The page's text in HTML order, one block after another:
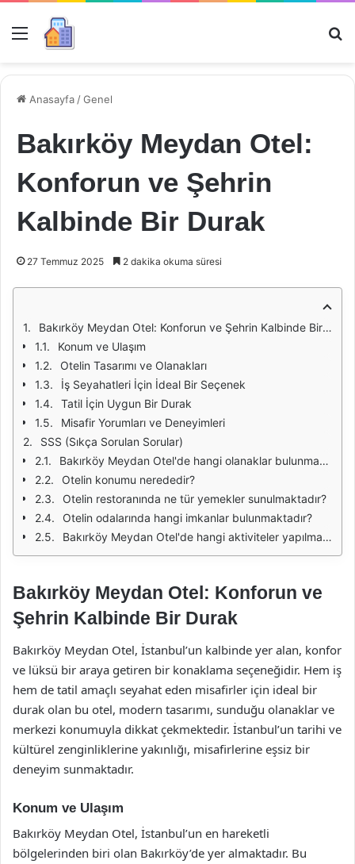
Menü
Anasayfa /Genel
Bakırköy Meydan Otel:
Konforun ve Şehrin
Kalbinde Bir Durak
27 Temmuz 2025 2 dakika okuma süresi
Bakırköy Meydan Otel: Konforun ve Şehrin Kalbinde Bir Durak
Konum ve Ulaşım
Otelin Tasarımı ve Olanakları
İş Seyahatleri İçin İdeal Bir Seçenek
Tatil İçin Uygun Bir Durak
Misafir Yorumları ve Deneyimleri
SSS (Sıkça Sorulan Sorular)
Bakırköy Meydan Otel'de hangi olanaklar bulunmaktadır?
Otelin konumu nerededir?
Otelin restoranında ne tür yemekler sunulmaktadır?
Otelin odalarında hangi imkanlar bulunmaktadır?
Bakırköy Meydan Otel'de hangi aktiviteler yapılmaktadır?
Bakırköy Meydan Otel: Konforun ve
Şehrin Kalbinde Bir Durak
Bakırköy Meydan Otel, İstanbul’un kalbinde yer alan, konfor
ve lüksü bir araya getiren bir konaklama seçeneğidir. Hem iş
hem de tatil amaçlı seyahat eden misafirler için ideal bir
durak olan bu otel, modern tasarımı, sunduğu olanaklar ve
merkezi konumuyla dikkat çekmektedir. İstanbul’un tarihi ve
kültürel zenginliklerine yakınlığı, misafirlerine eşsiz bir
deneyim sunmaktadır.
Konum ve Ulaşım
Bakırköy Meydan Otel, İstanbul’un en hareketli
bölgelerinden biri olan Bakırköy’de yer almaktadır. Bu